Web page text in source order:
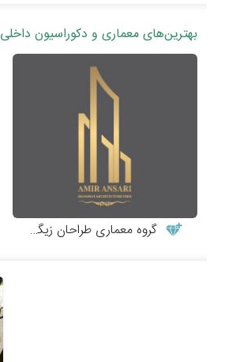
بهترین‌های معماری و دکوراسیون داخلی
گروه معماری طراحان زیگورات